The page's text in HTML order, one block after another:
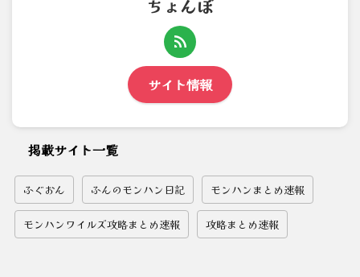
ちょんぼ
サイト情報
掲載サイト一覧
ふぐおん ふんのモンハン日記 モンハンまとめ速報
モンハンワイルズ攻略まとめ速報 攻略まとめ速報